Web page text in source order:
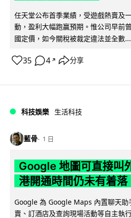
任天堂公布首季業績，受遊戲熱賣及
動，盈利大幅跑贏預期。惟公司早前
國定價，如今關稅被裁定違法並全數...
35 4 ↗ 分享
科技娛樂 生活科技
藍骨 1 日
Google 地圖可直接
港開通時間仍未有着落
Google 為 Google Maps 內置聊天
賣、訂酒店及查詢現場活動等自主執